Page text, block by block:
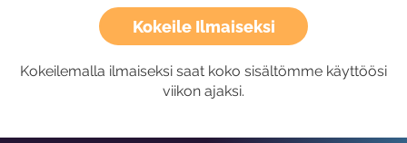
Kokeile Ilmaiseksi
Kokeilemalla ilmaiseksi saat koko sisältömme käyttöösi
viikon ajaksi.